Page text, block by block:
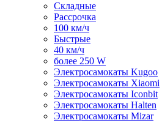
Складные
Рассрочка
100 км/ч
Быстрые
40 км/ч
более 250 W
Электросамокаты Kugoo
Электросамокаты Xiaomi
Электросамокаты Iconbit
Электросамокаты Halten
Электросамокаты Mizar